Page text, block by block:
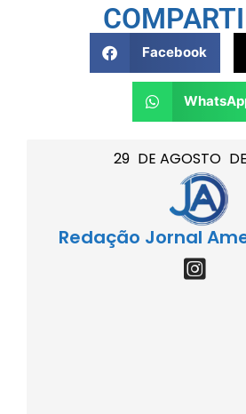
29 DE AGOSTO DE
Redação Jornal
Facebook